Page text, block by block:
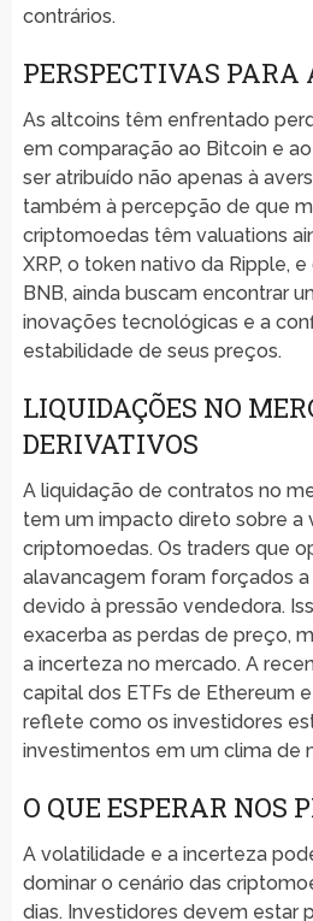
contrários.
PERSPECTIVAS PARA
As altcoins têm enfrentado
em comparação ao Bitcoin e
ser atribuído não apenas à
também à percepção de que
criptomoedas têm valuations
XRP, o token nativo da Ripple,
BNB, ainda buscam encontrar
inovações tecnológicas e a
estabilidade de seus preços.
LIQUIDAÇÕES NO
DERIVATIVOS
A liquidação de contratos no
tem um impacto direto sobre a
criptomoedas. Os traders que
alavancagem foram forçados a
devido à pressão vendedora.
exacerba as perdas de preço,
a incerteza no mercado. A
capital dos ETFs de Ethereum
reflete como os investidores
investimentos em um clima de
O QUE ESPERAR NOS
A volatilidade e a incerteza
dominar o cenário das
dias. Investidores devem estar